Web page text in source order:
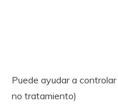
Puede ayudar a
no tratamiento)